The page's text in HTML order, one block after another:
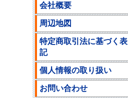
会社概要
周辺地図
特定商取引法に基づく表
記
個人情報の取り扱い
お問い合わせ